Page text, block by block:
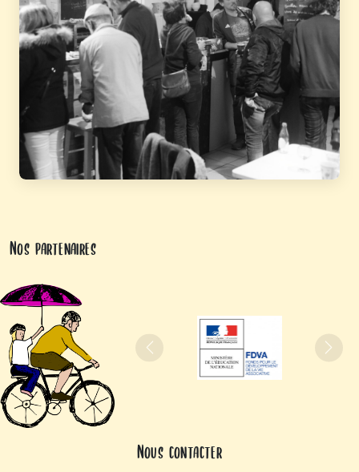
Nos partenaires
Précédent
Nous contacter